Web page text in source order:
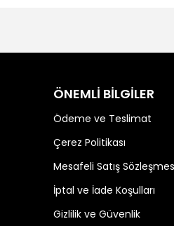
ÖNEMLİ BİLGİLER
Ödeme ve Teslimat
Çerez Politikası
Mesafeli Satış
İptal ve İade Koşulları
Gizlilik ve Güvenlik